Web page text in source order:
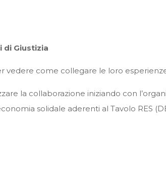
di Giustizia
vedere come collegare le loro
la collaborazione iniziando con
solidale aderenti al Tavolo RES